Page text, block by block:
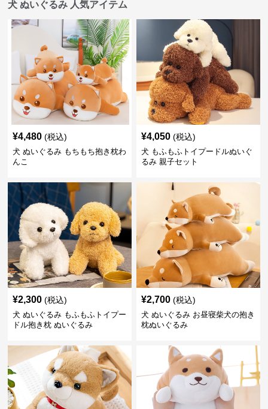
犬 ぬいぐるみ 人気アイテム
¥4,480 (税込)
犬 ぬいぐるみ もちもち抱き枕わ
んこ
¥4,050 (税込)
犬 もふもふトイプードルぬいぐ
るみ 親子セット
¥2,300 (税込)
犬 ぬいぐるみ もふもふトイプー
ドル抱き枕 ぬいぐるみ
¥2,700 (税込)
犬 ぬいぐるみ お昼寝柴犬の抱き
枕ぬいぐるみ